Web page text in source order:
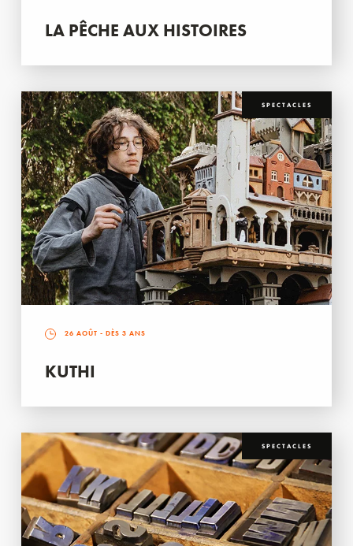
LA PÊCHE AUX HISTOIRES
SPECTACLES
26 AOÛT - DÈS 3 ANS
KUTHI
SPECTACLES